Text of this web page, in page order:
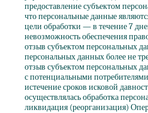
предоставление субъектом
что персональные данные
цели обработки — в течение 7
невозможность обеспечения
отзыв субъектом персональных
персональных данных более не
отзыв субъектом персональных
с потенциальными
истечение сроков исковой
осуществлялась обработка
ликвидация (реорганизация)